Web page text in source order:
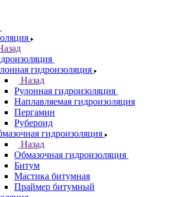
гидроизоляция
Назад
Рулонная гидроизоляция
Наплавляемая гидроизоляция
Пергамин
Рубероид
гидроизоляция
Назад
Обмазочная гидроизоляция
Битум
Мастика битумная
Праймер битумный